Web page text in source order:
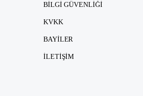
BILGI GÜVENLIĞI
KVKK
BAYILER
İLETIŞIM